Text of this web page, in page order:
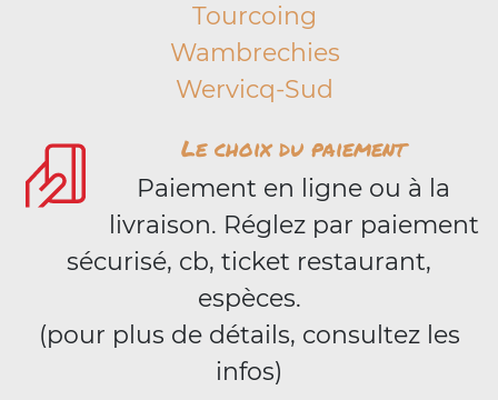
Tourcoing
Wambrechies
Wervicq-Sud
Le choix du paiement
Paiement en ligne ou à la
livraison. Réglez par paiement
sécurisé, cb, ticket restaurant,
espèces.
(pour plus de détails, consultez les
infos)